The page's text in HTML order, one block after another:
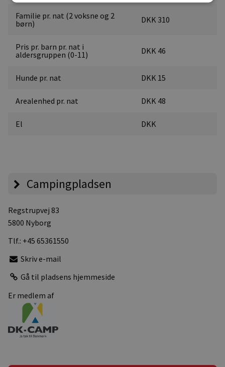
Familie pr. nat (2 voksne og 2
børn)
DKK 310
Pris pr. barn pr. nat i
aldersgruppen (0-11)
DKK 46
Hunde pr. nat DKK 15
Arealenhed pr. nat DKK 48
El DKK
Campingpladsen
Regstrupvej 83
5800 Nyborg
Tlf.: +45 65361550
Skriv e-mail
Gå til pladsens hjemmeside
Er medlem af